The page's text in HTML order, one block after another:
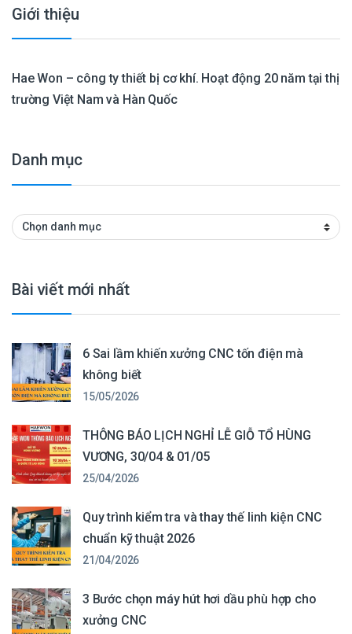
Giới thiệu
Hae Won – công ty thiết bị cơ khí. Hoạt động 20 năm tại thị
trường Việt Nam và Hàn Quốc
Danh mục
Danh mục
Bài viết mới nhất
6 Sai lầm khiến xưởng CNC tốn điện mà
không biết
15/05/2026
THÔNG BÁO LỊCH NGHỈ LỄ GIỖ TỔ HÙNG
VƯƠNG, 30/04 & 01/05
25/04/2026
Quy trình kiểm tra và thay thế linh kiện CNC
chuẩn kỹ thuật 2026
21/04/2026
3 Bước chọn máy hút hơi dầu phù hợp cho
xưởng CNC